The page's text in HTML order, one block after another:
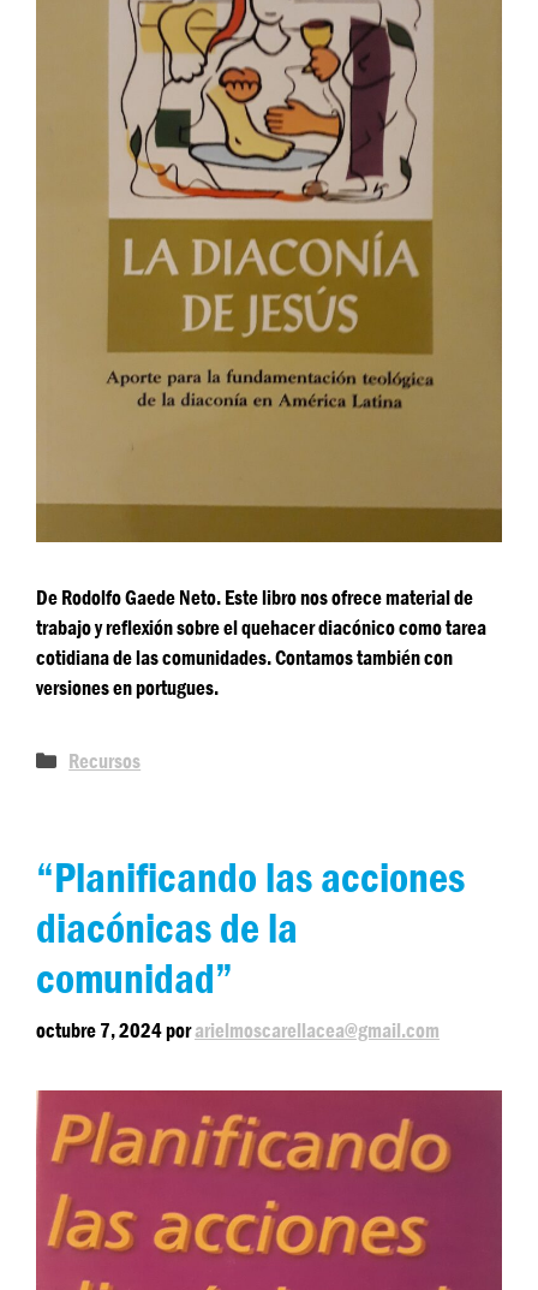
De Rodolfo Gaede Neto. Este libro nos ofrece material de
trabajo y reflexión sobre el quehacer diacónico como tarea
cotidiana de las comunidades. Contamos también con
versiones en portugues.
Recursos
“Planificando las acciones
diacónicas de la
comunidad”
octubre 7, 2024porarielmoscarellacea@gmail.com